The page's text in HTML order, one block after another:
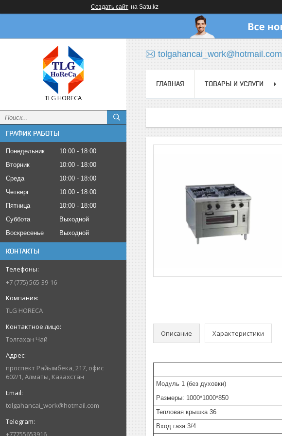
Создать сайт на Satu.kz
TLG HORECA
ГРАФИК РАБОТЫ
Понедельник 10:00
18:00
Вторник
10:00
18:00
Среда
10:00
18:00
Четверг
10:00
18:00
Пятница
10:00
18:00
Суббота
Выходной
Воскресенье
Выходной
КОНТАКТЫ
+7 (775) 565-39-16
TLG HORECA
Толгахан Чай
проспект Райымбека, 217, офис
602/1, Алматы, Казахстан
tolgahancai_work@hotmail.com
+77755653916
tolgahancai_work@hotmail.com
ГЛАВНАЯ ТОВАРЫ И УСЛУГИ
Описание Характеристики
Модуль 1 (без духовки)
Размеры: 1000*1000*850
Тепловая крышка 36
Вход газа 3/4